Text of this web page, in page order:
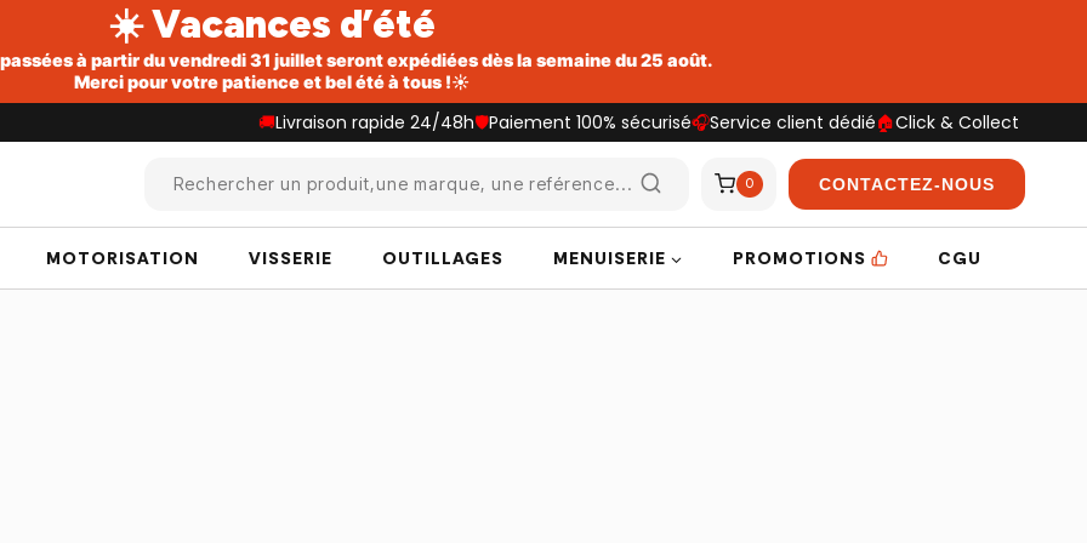
☀️ Vacances d’été
à partir du vendredi 31 juillet seront expédiées dès la semaine du 25 août.
Merci pour votre patience et bel été à tous !☀️
🚚Livraison rapide 24/48h🛡️Paiement 100% sécurisé🎧Service client dédié🏠Click & Collect
Rechercher un produit,une marque, une reférence... 0 CONTACTEZ-NOUS
MOTORISATION VISSERIE OUTILLAGES MENUISERIE PROMOTIONS CGU